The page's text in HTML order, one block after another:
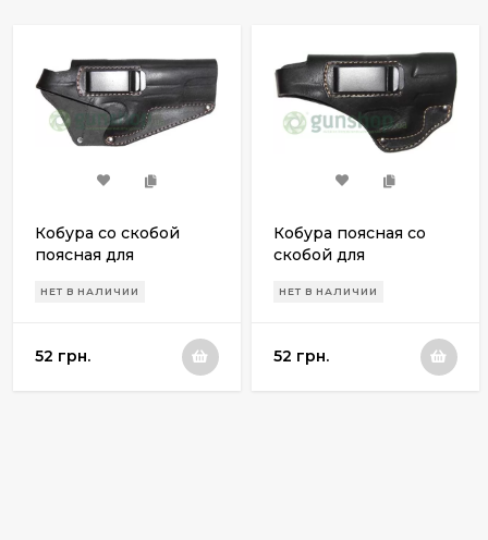
Кобура со скобой
поясная для
пистолета Аникс А
НЕТ В НАЛИЧИИ
52 грн.
Кобура поясная со
скобой для
пистолета Walther CP
НЕТ В НАЛИЧИИ
52 грн.